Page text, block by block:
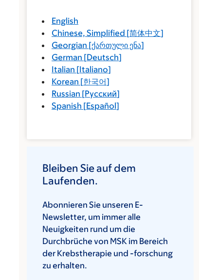
English
Chinese, Simplified [简体中文]
Georgian [ქართული ენა]
German [Deutsch]
Italian [Italiano]
Korean [한국어]
Russian [Русский]
Spanish [Español]
Bleiben Sie auf dem
Laufenden.
Abonnieren Sie unseren E-
Newsletter, um immer alle
Neuigkeiten rund um die
Durchbrüche von MSK im Bereich
der Krebstherapie und -forschung
zu erhalten.